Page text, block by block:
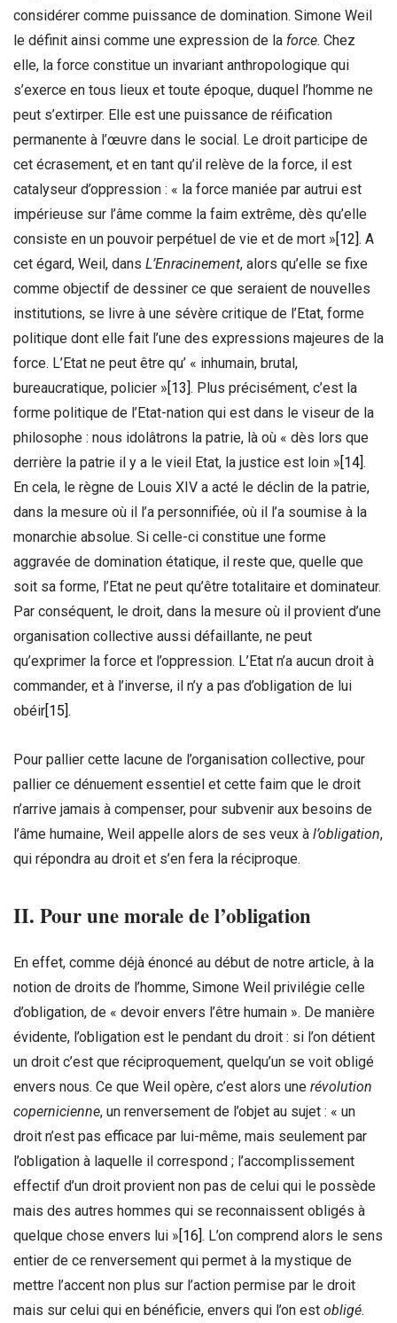
considérer comme puissance de domination. Simone Weil
le définit ainsi comme une expression de la force. Chez
elle, la force constitue un invariant anthropologique qui
s’exerce en tous lieux et toute époque, duquel l’homme ne
peut s’extirper. Elle est une puissance de réification
permanente à l’œuvre dans le social. Le droit participe de
cet écrasement, et en tant qu’il relève de la force, il est
catalyseur d’oppression : « la force maniée par autrui est
impérieuse sur l’âme comme la faim extrême, dès qu’elle
consiste en un pouvoir perpétuel de vie et de mort »[12]. A
cet égard, Weil, dans L’Enracinement, alors qu’elle se fixe
comme objectif de dessiner ce que seraient de nouvelles
institutions, se livre à une sévère critique de l’Etat, forme
politique dont elle fait l’une des expressions majeures de la
force. L’Etat ne peut être qu’ « inhumain, brutal,
bureaucratique, policier »[13]. Plus précisément, c’est la
forme politique de l’Etat-nation qui est dans le viseur de la
philosophe : nous idolâtrons la patrie, là où « dès lors que
derrière la patrie il y a le vieil Etat, la justice est loin »[14].
En cela, le règne de Louis XIV a acté le déclin de la patrie,
dans la mesure où il l’a personnifiée, où il l’a soumise à la
monarchie absolue. Si celle-ci constitue une forme
aggravée de domination étatique, il reste que, quelle que
soit sa forme, l’Etat ne peut qu’être totalitaire et dominateur.
Par conséquent, le droit, dans la mesure où il provient d’une
organisation collective aussi défaillante, ne peut
qu’exprimer la force et l’oppression. L’Etat n’a aucun droit à
commander, et à l’inverse, il n’y a pas d’obligation de lui
obéir[15].
Pour pallier cette lacune de l’organisation collective, pour
pallier ce dénuement essentiel et cette faim que le droit
n’arrive jamais à compenser, pour subvenir aux besoins de
l’âme humaine, Weil appelle alors de ses veux à l’obligation,
qui répondra au droit et s’en fera la réciproque.
II. Pour une morale de l’obligation
En effet, comme déjà énoncé au début de notre article, à la
notion de droits de l’homme, Simone Weil privilégie celle
d’obligation, de « devoir envers l’être humain ». De manière
évidente, l’obligation est le pendant du droit : si l’on détient
un droit c’est que réciproquement, quelqu’un se voit obligé
envers nous. Ce que Weil opère, c’est alors une révolution
copernicienne, un renversement de l’objet au sujet : « un
droit n’est pas efficace par lui-même, mais seulement par
l’obligation à laquelle il correspond ; l’accomplissement
effectif d’un droit provient non pas de celui qui le possède
mais des autres hommes qui se reconnaissent obligés à
quelque chose envers lui »[16]. L’on comprend alors le sens
entier de ce renversement qui permet à la mystique de
mettre l’accent non plus sur l’action permise par le droit
mais sur celui qui en bénéficie, envers qui l’on est obligé.